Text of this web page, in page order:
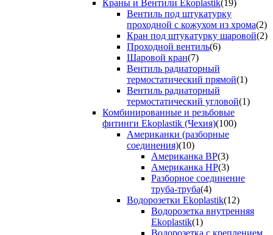
Краны и Вентили Ekoplastik(19)
Вентиль под штукатурку
проходной с кожухом из хрома(2)
Кран под штукатурку шаровой(2)
Проходной вентиль(6)
Шаровой кран(7)
Вентиль радиаторный
термостатический прямой(1)
Вентиль радиаторный
термостатический угловой(1)
Комбинированные и резьбовые
фитинги Ekoplastik (Чехия)(100)
Американки (разборные
соединения)(10)
Американка ВР(3)
Американка НР(3)
Разборное соединение
труба-труба(4)
Водорозетки Ekoplastik(12)
Водорозетка внутренняя
Ekoplastik(1)
Водорозетка с креплением